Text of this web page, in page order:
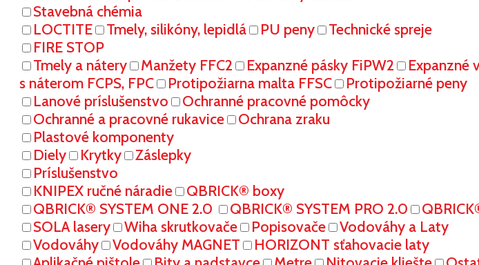
Stavebná chémia
LOCTITE
Tmely, silikóny, lepidlá PU peny
Technické spreje
FIRE STOP
Tmely a nátery
Manžety FFC2 Expanzné pásky FiPW2 Expanzné
s náterom FCPS, FPC
Protipožiarna malta FFSC
Protipožiarné peny
Lanové príslušenstvo
Ochranné pracovné pomôcky
Ochranné a pracovné rukavice
Ochrana zraku
Plastové komponenty
Diely
Krytky
Záslepky
Príslušenstvo
KNIPEX ručné náradie
QBRICK® boxy
QBRICK® SYSTEM ONE 2.0
QBRICK® SYSTEM PRO 2.0
SOLA lasery
Wiha skrutkovače Popisovače
Vodováhy a Laty
Vodováhy
Vodováhy MAGNET
HORIZONT sťahovacie laty